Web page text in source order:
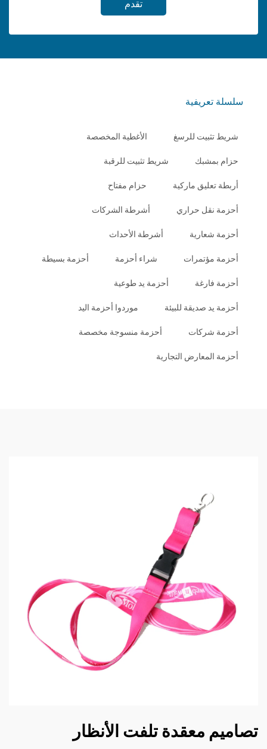
تقدم
سلسلة تعريفية
شريط تثبيت للرسغ الأغطية المخصصة
حزام بمشبك شريط تثبيت للرقبة
أربطة تعليق ماركية حزام مفتاح
أحزمة نقل حراري أشرطة الشركات
أحزمة شعارية أشرطة الأحداث
أحزمة مؤتمرات شراء أحزمة أحزمة بسيطة
أحزمة فارغة أحزمة يد طوعية
أحزمة يد صديقة للبيئة موردوا أحزمة اليد
أحزمة شركات أحزمة منسوجة مخصصة
أحزمة المعارض التجارية
تصاميم معقدة تلفت الأنظار